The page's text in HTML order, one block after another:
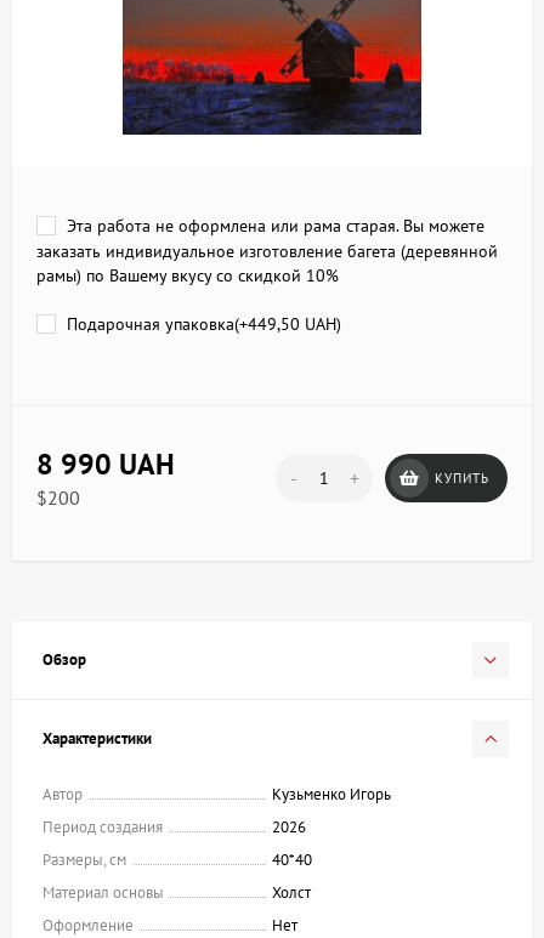
Эта работа не оформлена или рама старая. Вы можете
заказать индивидуальное изготовление багета (деревянной
рамы) по Вашему вкусу со скидкой 10%
Подарочная упаковка(+449,50 UAH)
8 990 UAH
$200
- + КУПИТЬ
Обзор
Характеристики
Автор
Кузьменко Игорь
Период создания
2026
Размеры, см
40*40
Материал основы
Холст
Оформление
Нет